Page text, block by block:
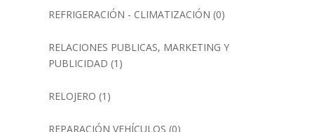
REFRIGERACIÓN - CLIMATIZACIÓN (0)
RELACIONES PUBLICAS, MARKETING Y
PUBLICIDAD (1)
RELOJERO (1)
REPARACIÓN VEHÍCULOS (0)